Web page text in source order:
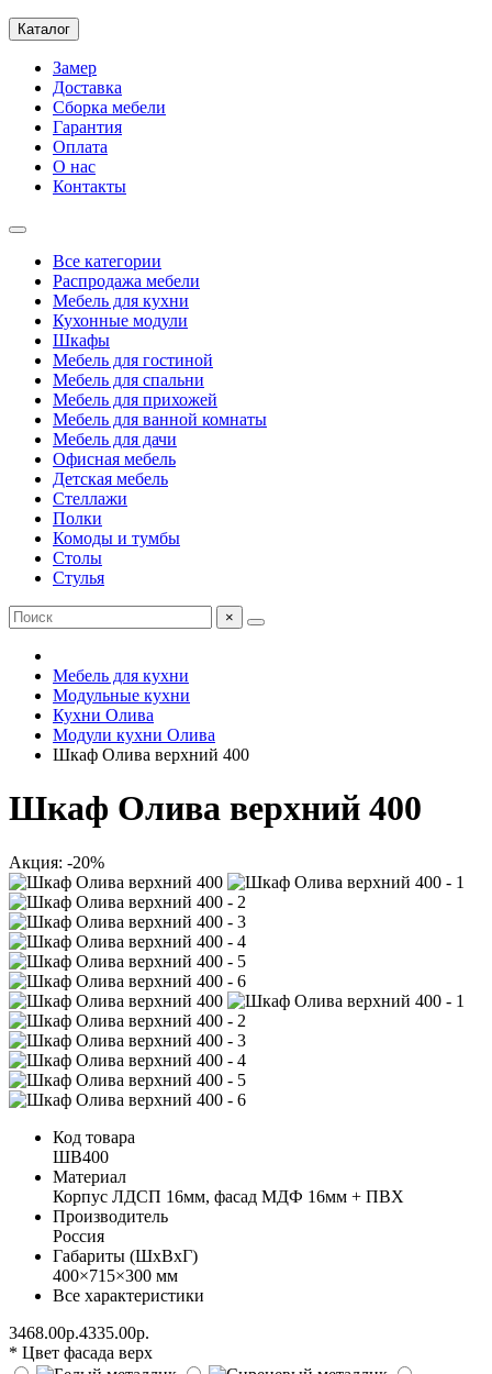
Каталог
Замер
Доставка
Сборка мебели
Гарантия
Оплата
О нас
Контакты
Все категории
Распродажа мебели
Мебель для кухни
Кухонные модули
Шкафы
Мебель для гостиной
Мебель для спальни
Мебель для прихожей
Мебель для ванной комнаты
Мебель для дачи
Офисная мебель
Детская мебель
Стеллажи
Полки
Комоды и тумбы
Столы
Стулья
×
Мебель для кухни
Модульные кухни
Кухни Олива
Модули кухни Олива
Шкаф Олива верхний 400
Шкаф Олива верхний 400
Акция: -20%
Код товара
ШВ400
Материал
Корпус ЛДСП 16мм, фасад МДФ 16мм + ПВХ
Производитель
Россия
Габариты (ШхВхГ)
400×715×300 мм
Все характеристики
3468.00р.4335.00р.
* Цвет фасада верх